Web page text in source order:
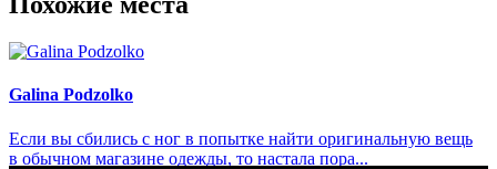
Galina Podzolko
Если вы сбились с ног в попытке найти оригинальную вещь
в обычном магазине одежды, то настала пора...